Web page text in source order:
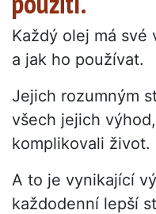
Každý olej má
a jak ho používat.
Jejich rozumným
všech jejich
komplikovali život.
A to je vynikající
každodenní lepší